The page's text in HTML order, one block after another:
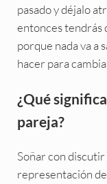
pasado y déjalo
entonces
porque nada va a
hacer para
¿Qué
pareja?
Soñar con
representación